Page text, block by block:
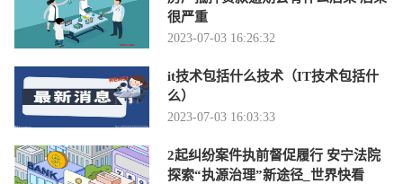
很严重
2023-07-03 16:26:32
it技术包括什么技术（IT技术包括什
么）
2023-07-03 16:03:33
2起纠纷案件执前督促履行 安宁法院
探索“执源治理”新途径_世界快看